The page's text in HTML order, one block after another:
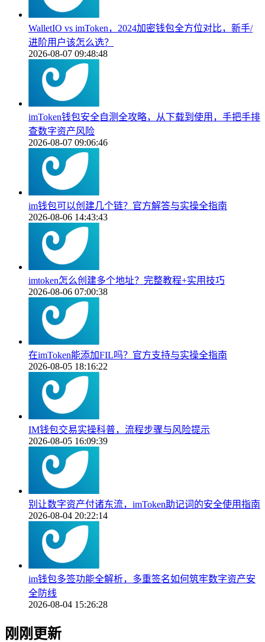
WalletIO vs imToken，2024加密钱包全方位对比，新手/
进阶用户该怎么选？
2026-08-07 09:48:48
imToken钱包安全自测全攻略，从下载到使用，手把手排
查数字资产风险
2026-08-07 09:06:46
im钱包可以创建几个链？官方解答与实操全指南
2026-08-06 14:43:43
imtoken怎么创建多个地址？完整教程+实用技巧
2026-08-06 07:00:38
在imToken能添加FIL吗？官方支持与实操全指南
2026-08-05 18:16:22
IM钱包交易实操科普，流程步骤与风险提示
2026-08-05 16:09:39
别让数字资产付诸东流，imToken助记词的安全使用指南
2026-08-04 20:22:14
im钱包多签功能全解析，多重签名如何筑牢数字资产安
全防线
2026-08-04 15:26:28
刚刚更新